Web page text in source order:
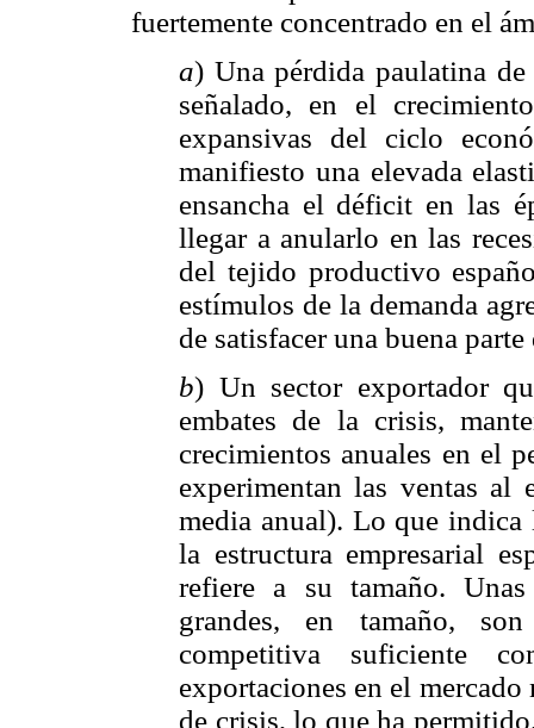
fuertemente concentrado en el
a) Una pérdida paulatina
señalado, en el
expansivas del ciclo
manifiesto una elevada
ensancha el déficit en las
llegar a anularlo en las
del tejido productivo
estímulos de la demanda
de satisfacer una buena
b) Un sector exportador
embates de la crisis,
crecimientos anuales en el
experimentan las ventas
media anual). Lo que indica
la estructura empresarial
refiere a su tamaño.
grandes, en tamaño,
competitiva suficiente
exportaciones en el
de crisis, lo que ha